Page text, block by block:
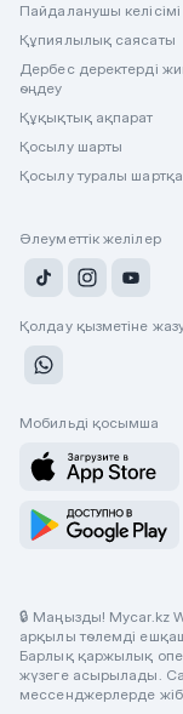
Пайдаланушы келісімі
Құпиялылық саясаты
Дербес деректерді
өңдеу
Құқықтық ақпарат
Қосылу шарты
Қосылу туралы шартқа
Әлеуметтік желілер
Қолдау қызметіне
Мобильді қосымша
🔒 Маңызды! Mycar.kz
арқылы төлемді
Барлық қаржылық
жүзеге асырылады.
мессенджерлерде